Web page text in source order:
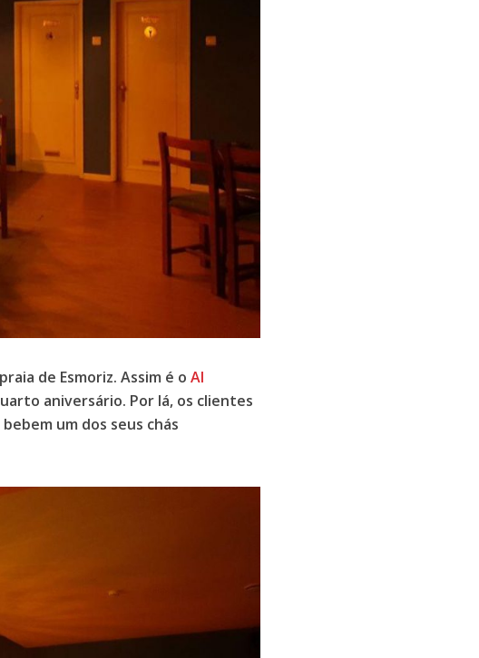
de Esmoriz. Assim é o Al
aniversário. Por lá, os clientes
um dos seus chás